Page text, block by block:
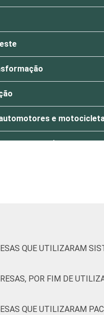
e
e correio
atividades de
software próprio,
e S). Estimativa: 116426
QUE UTILIZARAM
POR FIM DE
QUE UTILIZARAM